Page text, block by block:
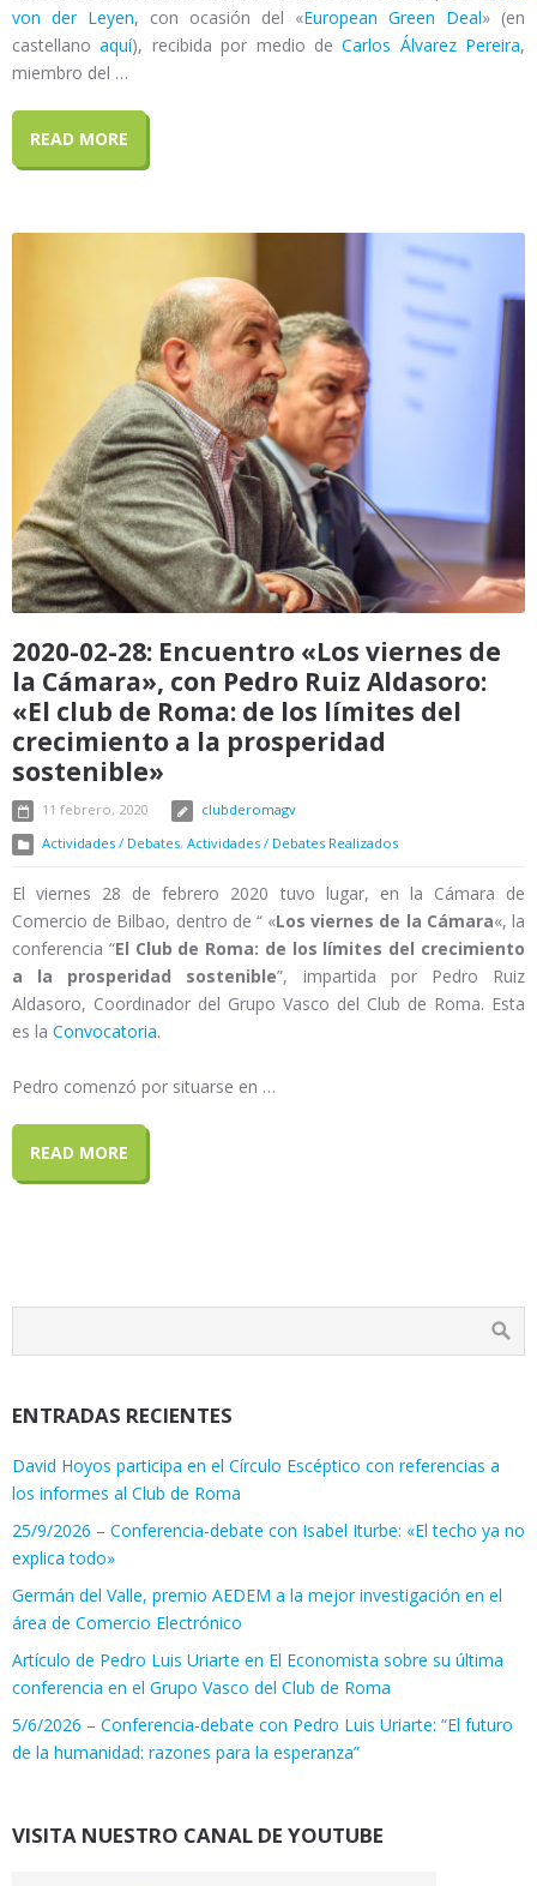
von der Leyen, con ocasión del «European Green Deal» (en
castellanoaquí), recibida por medio deCarlos Álvarez Pereira,
miembro del …
READ MORE
2020-02-28: Encuentro «Los viernes de
la Cámara», con Pedro Ruiz Aldasoro:
«El club de Roma: de los límites del
crecimiento a la prosperidad
sostenible»
11 febrero, 2020
clubderomagv
Actividades / Debates, Actividades / Debates Realizados
El viernes 28 de febrero 2020 tuvo lugar, en la Cámara de
Comercio de Bilbao, dentro de “ «Los viernes de la Cámara«, la
conferencia “El Club de Roma: de los límites del crecimiento
a la prosperidad sostenible”, impartida por Pedro Ruiz
Aldasoro, Coordinador del Grupo Vasco del Club de Roma. Esta
es la Convocatoria.
Pedro comenzó por situarse en …
READ MORE
ENTRADAS RECIENTES
David Hoyos participa en el Círculo Escéptico con referencias a
los informes al Club de Roma
25/9/2026 – Conferencia-debate con Isabel Iturbe: «El techo ya no
explica todo»
Germán del Valle, premio AEDEM a la mejor investigación en el
área de Comercio Electrónico
Artículo de Pedro Luis Uriarte en El Economista sobre su última
conferencia en el Grupo Vasco del Club de Roma
5/6/2026 – Conferencia-debate con Pedro Luis Uriarte: “El futuro
de la humanidad: razones para la esperanza”
VISITA NUESTRO CANAL DE YOUTUBE